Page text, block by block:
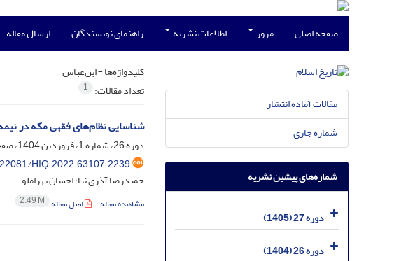
صفحه اصلی مرور اطلاعات نشریه راهنمای نویسندگان ارسال مقاله
کلیدواژه‌ها =ابن‌‌عباس
تعداد مقالات: 1
شناسایی نظام‌های فقهی مکه در
دوره 26، شماره 1، فروردین 1404، صفحه
HIQ.2022.63107.2239
حمیدرضا آذری نیا؛ احسان بهراملو
مشاهده مقاله اصل مقاله 2.49 M
مقالات آماده انتشار
شماره جاری
شماره‌های پیشین نشریه
دوره 27 (1405)
دوره 26 (1404)